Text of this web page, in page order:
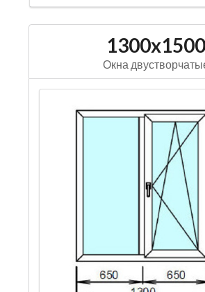
1300x1500
Окна